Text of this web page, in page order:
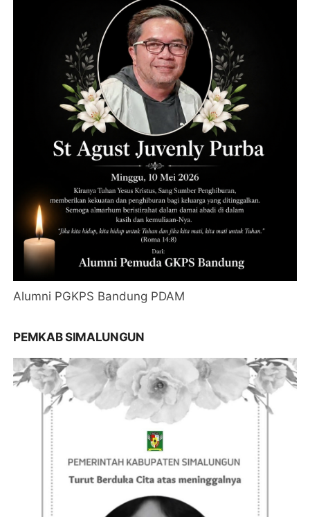
Alumni PGKPS Bandung PDAM
PEMKAB SIMALUNGUN